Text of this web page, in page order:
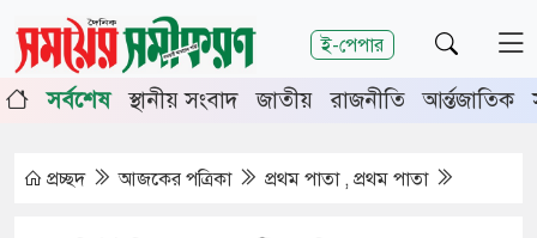
ই-পেপার
শিরোনাম
চুয়াডাঙ্গা-মেহেরপুরে জামায়াতের গণমিছিল
সভায় সিনিয়র জেলা জজ রফিকুল ইসলাম
সর্বশেষ স্থানীয় সংবাদ জাতীয় রাজনীতি আর্ন্তজাতিক
প্রচ্ছদ আজকের পত্রিকা প্রথম পাতা , প্রথম পাতা